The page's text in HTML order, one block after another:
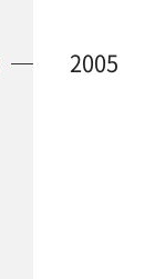
2005